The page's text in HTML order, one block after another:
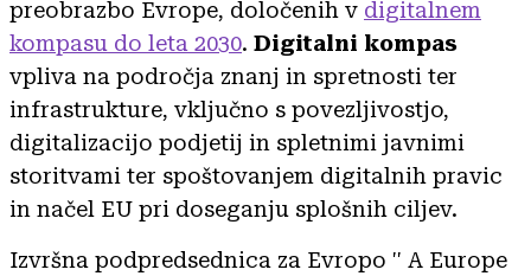
preobrazbo Evrope, določenih v digitalnem
kompasu do leta 2030. Digitalni kompas
vpliva na področja znanj in spretnosti ter
infrastrukture, vključno s povezljivostjo,
digitalizacijo podjetij in spletnimi javnimi
storitvami ter spoštovanjem digitalnih pravic
in načel EU pri doseganju splošnih ciljev.
Izvršna podpredsednica za Evropo '' A Europe